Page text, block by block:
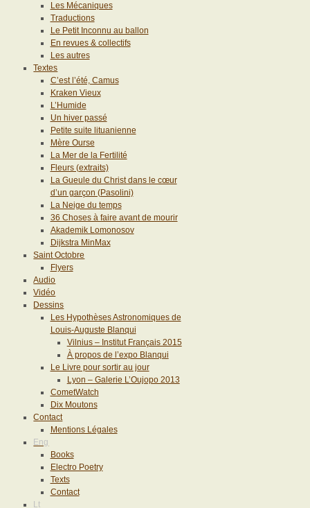
Les Mécaniques
Traductions
Le Petit Inconnu au ballon
En revues & collectifs
Les autres
Textes
C’est l’été, Camus
Kraken Vieux
L’Humide
Un hiver passé
Petite suite lituanienne
Mère Ourse
La Mer de la Fertilité
Fleurs (extraits)
La Gueule du Christ dans le cœur
d’un garçon (Pasolini)
La Neige du temps
36 Choses à faire avant de mourir
Akademik Lomonosov
Dijkstra MinMax
Saint Octobre
Flyers
Audio
Vidéo
Dessins
Les Hypothèses Astronomiques de
Louis-Auguste Blanqui
Vilnius – Institut Français 2015
À propos de l’expo Blanqui
Le Livre pour sortir au jour
Lyon – Galerie L’Oujopo 2013
CometWatch
Dix Moutons
Contact
Mentions Légales
Eng
Books
Electro Poetry
Texts
Contact
Lt